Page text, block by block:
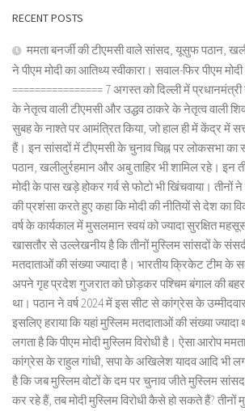
RECENT POSTS
ममता बनर्जी की टीएमसी वाले सांसद, यूसुफ पठान,
ने पीएम मोदी का आतिथ्य स्वीकारा। सवाल-फिर पीएम
================ 7 अगस्त को दिल्ली में प्रधानमंत्री
के नेतृत्व वाली टीएमसी और उद्धव ठाकरे के नेतृत्व वाली
सुबह के नाश्ते पर आमंत्रित किया, जो हाल ही में केंद्र में
हैं। इन सांसदों में टीएमसी के चुनाव चिह्न पर लोकसभा
पठान, खलीलुर्रहमान और अबु ताहिर भी शामिल रहे। इन
मोदी के पास खड़े होकर गर्व से फोटो भी खिंचवाया। तीनों ने
की प्रशंसा करते हुए कहा कि मोदी की नीतियों से देश का
वर्ष के कार्यकाल में मुसलमान स्वयं को ज्यादा सुरक्षित
खासतौर से उल्लेखनीय है कि तीनों मुस्लिम सांसदों के
मतदाताओं की संख्या ज्यादा है। भारतीय क्रिकेट टीम के
अपने गृह प्रदेश गुजरात को छोड़कर पश्चिम बंगाल की
था। पठान ने वर्ष 2024 में इस सीट से कांग्रेस के
इसलिए हराया कि यहां मुस्लिम मतदाताओं की संख्या
लगता है कि पीएम मोदी मुस्लिम विरोधी है। ऐसा आरोप
कांग्रेस के राहुल गांधी, सपा के अखिलेश यादव आदि भी
है कि जब मुस्लिम वोटों के दम पर चुनाव जीते मुस्लिम सांसद
कर रहे हैं, तब मोदी मुस्लिम विरोधी कैसे हो सकते हैं? तीनों